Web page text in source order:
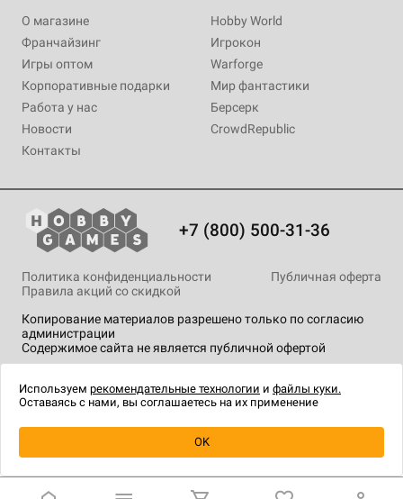
Уведомить о наличии
О магазине
Франчайзинг
Игры оптом
Корпоративные подарки
Работа у нас
Новости
Контакты
Hobby World
Игрокон
Warforge
Мир фантастики
Берсерк
CrowdRepublic
+7 (800) 500-31-36
Копирование материалов разрешено только по согласию
администрации
Содержимое сайта не является публичной офертой
Политика конфиденциальности
Публичная оферта
Правила акций со скидкой
технологии.
Используем рекомендательные технологии и файлы куки.
Оставаясь с нами, вы соглашаетесь на их применение
OK